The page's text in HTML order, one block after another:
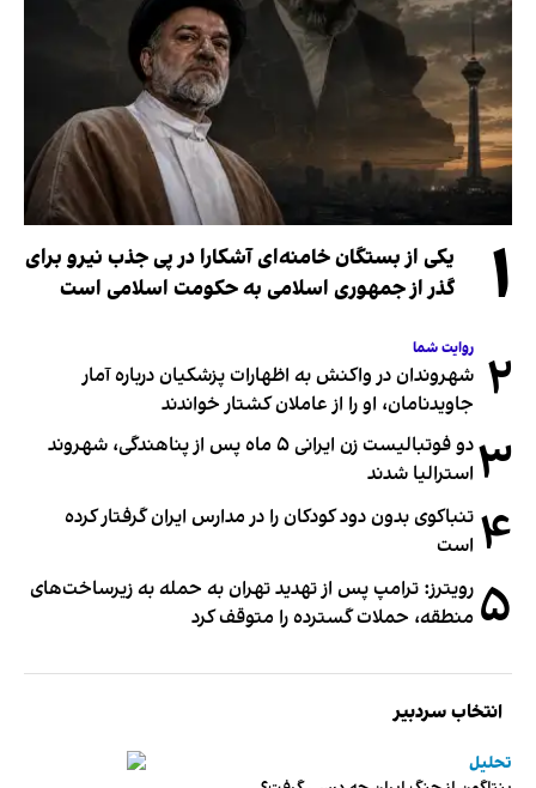
۱
یکی از بستگان خامنه‌ای آشکارا در پی جذب نیرو برای
گذر از جمهوری اسلامی به حکومت اسلامی است
۲ روایت شما
شهروندان در واکنش به اظهارات پزشکیان درباره آمار
جاویدنامان، او را از عاملان کشتار خواندند
۳
دو فوتبالیست زن ایرانی ۵ ماه پس از پناهندگی، شهروند
استرالیا شدند
۴ تنباکوی بدون دود کودکان را در مدارس ایران گرفتار کرده
است
۵ رویترز: ترامپ پس از تهدید تهران به حمله به زیرساخت‌های
منطقه، حملات گسترده را متوقف کرد
انتخاب سردبیر
تحلیل